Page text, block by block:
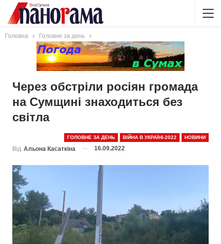
Головна Головне за день
Через обстріли росіян громада
на Сумщині знаходиться без
світла
ГОЛОВНЕ ЗА ДЕНЬ ВІЙНА В УКРАЇНІ-2022 НОВИНИ
Від Альона Касаткіна 16.09.2022